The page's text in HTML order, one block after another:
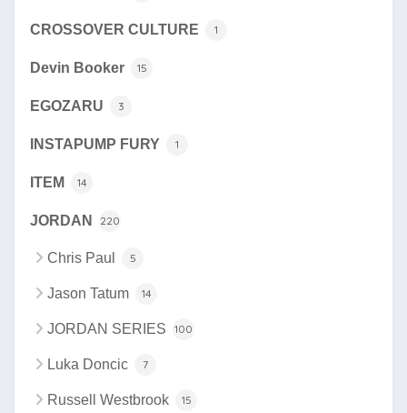
CROSSOVER CULTURE 1
Devin Booker 15
EGOZARU 3
INSTAPUMP FURY 1
ITEM 14
JORDAN 220
Chris Paul 5
Jason Tatum 14
JORDAN SERIES 100
Luka Doncic 7
Russell Westbrook 15